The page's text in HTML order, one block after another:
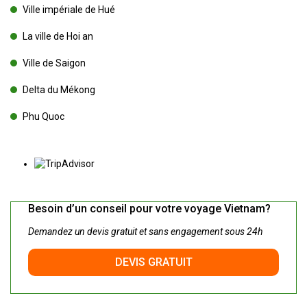
Ville impériale de Hué
La ville de Hoi an
Ville de Saigon
Delta du Mékong
Phu Quoc
Besoin d’un conseil pour votre voyage Vietnam?
Demandez un devis gratuit et sans engagement sous 24h
DEVIS GRATUIT